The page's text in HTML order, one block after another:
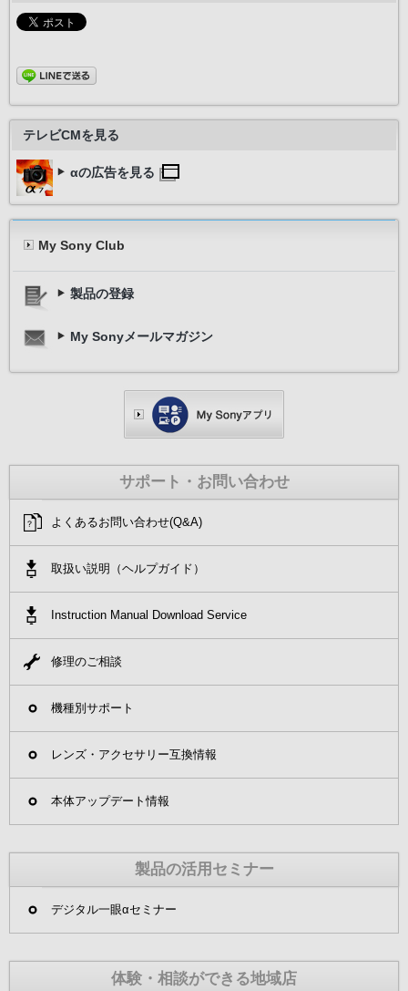
テレビCMを見る
αの広告を見る
My Sony Club
製品の登録
My Sonyメールマガジン
サポート・お問い合わせ
よくあるお問い合わせ(Q&A)
取扱い説明（ヘルプガイド）
Instruction Manual Download Service
修理のご相談
機種別サポート
レンズ・アクセサリー互換情報
本体アップデート情報
製品の活用セミナー
デジタル一眼αセミナー
体験・相談ができる地域店